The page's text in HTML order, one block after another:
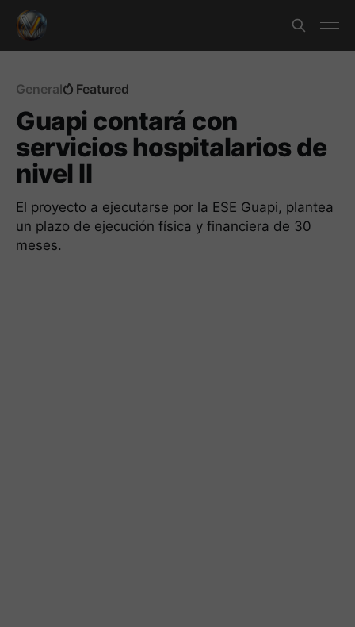
General Featured
Guapi contará con
servicios hospitalarios de
nivel II
El proyecto a ejecutarse por la ESE Guapi, plantea
un plazo de ejecución física y financiera de 30
meses.